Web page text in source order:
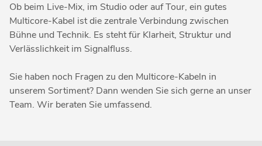
Ob beim Live-Mix, im Studio oder auf Tour, ein gutes
Multicore-Kabel ist die zentrale Verbindung zwischen
Bühne und Technik. Es steht für Klarheit, Struktur und
Verlässlichkeit im Signalfluss.
Sie haben noch Fragen zu den Multicore-Kabeln in
unserem Sortiment? Dann wenden Sie sich gerne an unser
Team. Wir beraten Sie umfassend.